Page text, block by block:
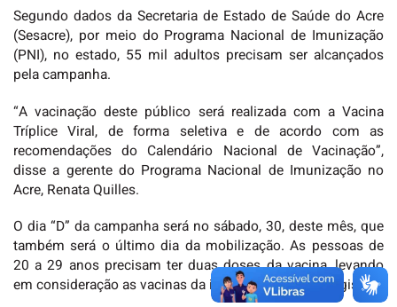
Segundo dados da Secretaria de Estado de Saúde do Acre
(Sesacre), por meio do Programa Nacional de Imunização
(PNI), no estado, 55 mil adultos precisam ser alcançados
pela campanha.
“A vacinação deste público será realizada com a Vacina
Tríplice Viral, de forma seletiva e de acordo com as
recomendações do Calendário Nacional de Vacinação”,
disse a gerente do Programa Nacional de Imunização no
Acre, Renata Quilles.
O dia “D” da campanha será no sábado, 30, deste mês, que
também será o último dia da mobilização. As pessoas de
20 a 29 anos precisam ter duas doses da vacina, levando
em consideração as vacinas da infância, se houver registro.